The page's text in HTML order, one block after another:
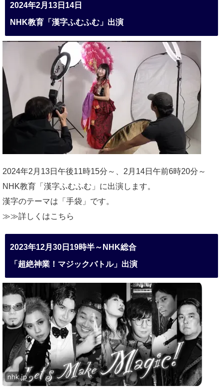
2024年2月13日14日
NHK教育「漢字ふむふむ」出演
2024年2月13日午後11時15分～、2月14日午前6時20分～
NHK教育「漢字ふむふむ」に出演します。
漢字のテーマは「手袋」です。
≫≫詳しくはこちら
2023年12月30日19時半～NHK総合
「超絶神業！マジックバトル」出演